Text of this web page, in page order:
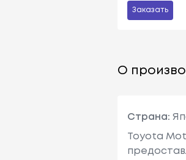
Заказать
О
Страна:
Toyota